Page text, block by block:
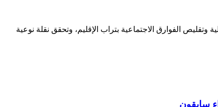
الفوارق الاجتماعية بتراب الإقليم، وتحقق نقلة نوعية